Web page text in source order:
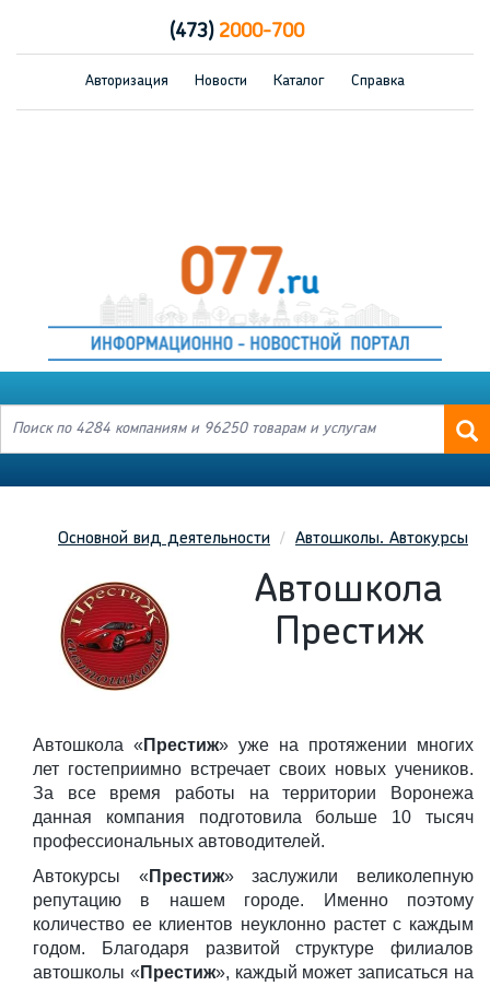
(473)2000-700
Авторизация Новости Каталог Справка
Основной вид деятельности Автошколы. Автокурсы
Автошкола
Престиж
Автошкола « Престиж» уже на протяжении многих
лет гостеприимно встречает своих новых учеников.
За все время работы на территории Воронежа
данная компания подготовила больше 10 тысяч
профессиональных автоводителей.
Автокурсы « Престиж» заслужили великолепную
репутацию в нашем городе. Именно поэтому
количество ее клиентов неуклонно растет с каждым
годом. Благодаря развитой структуре филиалов
автошколы « Престиж», каждый может записаться на